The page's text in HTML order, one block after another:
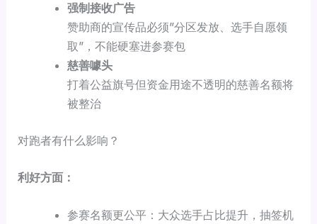
强制接收广告
赞助商的宣传品必须”分区发放、选手自愿领
取”，不能硬塞进参赛包
慈善噱头
打着公益旗号但资金用途不透明的慈善名额将
被整治
对跑者有什么影响？
利好方面：
参赛名额更公平：大众选手占比提升，抽签机